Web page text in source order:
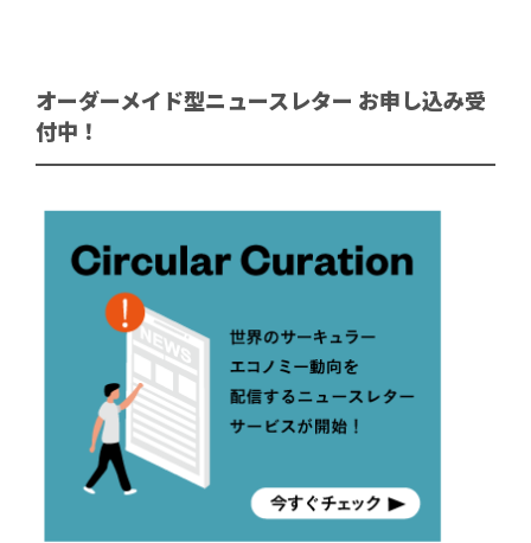
オーダーメイド型ニュースレター お申し込み受
付中！